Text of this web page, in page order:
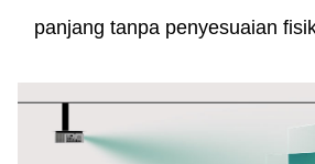
panjang tanpa penyesuaian